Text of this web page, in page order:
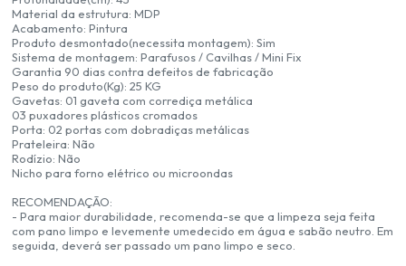
Material da estrutura: MDP
Acabamento: Pintura
Produto desmontado(necessita montagem): Sim
Sistema de montagem: Parafusos / Cavilhas / Mini Fix
Garantia 90 dias contra defeitos de fabricação
Peso do produto(Kg): 25 KG
Gavetas: 01 gaveta com corrediça metálica
03 puxadores plásticos cromados
Porta: 02 portas com dobradiças metálicas
Prateleira: Não
Rodízio: Não
Nicho para forno elétrico ou microondas
RECOMENDAÇÃO:
- Para maior durabilidade, recomenda-se que a limpeza seja feita
com pano limpo e levemente umedecido em água e sabão neutro. Em
seguida, deverá ser passado um pano limpo e seco.